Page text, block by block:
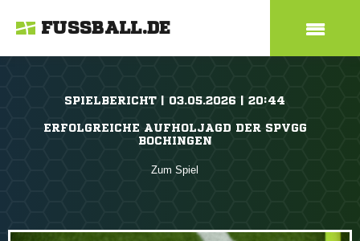
FUSSBALL.DE
SPIELBERICHT | 03.05.2026 | 20:44
ERFOLGREICHE AUFHOLJAGD DER SPVGG
BOCHINGEN
Zum Spiel